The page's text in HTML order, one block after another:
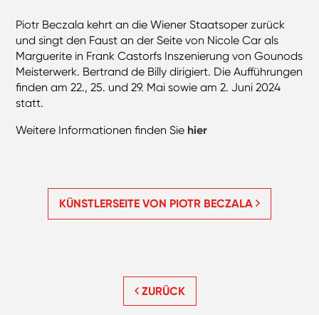
Piotr Beczala kehrt an die Wiener Staatsoper zurück
und singt den Faust an der Seite von Nicole Car als
Marguerite in Frank Castorfs Inszenierung von Gounods
Meisterwerk. Bertrand de Billy dirigiert. Die Aufführungen
finden am 22., 25. und 29. Mai sowie am 2. Juni 2024
statt.
Weitere Informationen finden Sie hier
KÜNSTLERSEITE VON PIOTR BECZALA
ZURÜCK